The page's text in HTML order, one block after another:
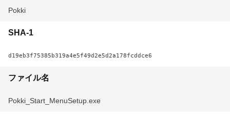
Pokki
SHA-1
d19eb3f75385b319a4e5f49d2e5d2a178fcddce6
ファイル名
Pokki_Start_MenuSetup.exe